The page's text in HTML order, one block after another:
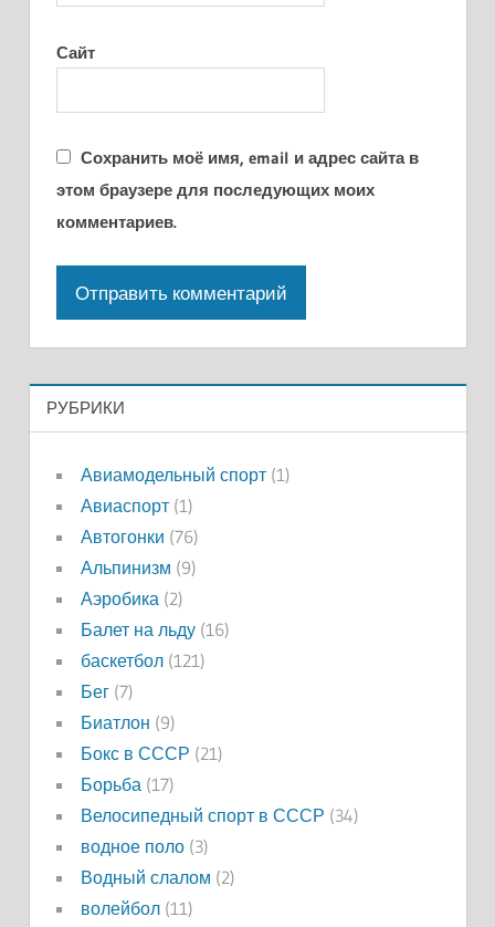
Сайт
Сохранить моё имя, email и адрес сайта в
этом браузере для последующих моих
комментариев.
РУБРИКИ
Авиамодельный спорт(1)
Авиаспорт(1)
Автогонки (76)
Альпинизм (9)
Аэробика(2)
Балет на льду(16)
баскетбол(121)
Бег(7)
Биатлон (9)
Бокс в СССР (21)
Борьба(17)
Велосипедный спорт в СССР (34)
водное поло(3)
Водный слалом (2)
волейбол(11)